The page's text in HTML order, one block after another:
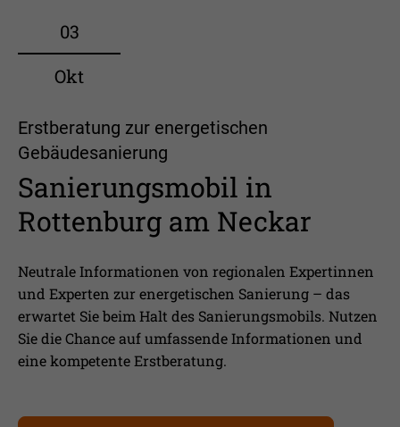
03
Okt
Erstberatung zur energetischen
Gebäudesanierung
Sanierungsmobil in
Rottenburg am Neckar
Neutrale Informationen von regionalen Expertinnen
und Experten zur energetischen Sanierung – das
erwartet Sie beim Halt des Sanierungsmobils. Nutzen
Sie die Chance auf umfassende Informationen und
eine kompetente Erstberatung.